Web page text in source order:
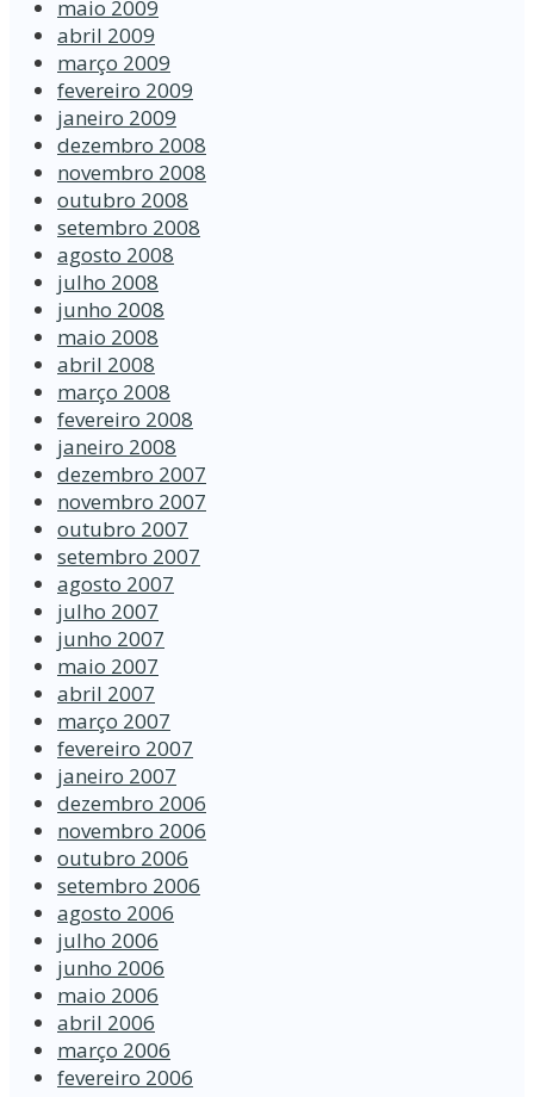
maio 2009
abril 2009
março 2009
fevereiro 2009
janeiro 2009
dezembro 2008
novembro 2008
outubro 2008
setembro 2008
agosto 2008
julho 2008
junho 2008
maio 2008
abril 2008
março 2008
fevereiro 2008
janeiro 2008
dezembro 2007
novembro 2007
outubro 2007
setembro 2007
agosto 2007
julho 2007
junho 2007
maio 2007
abril 2007
março 2007
fevereiro 2007
janeiro 2007
dezembro 2006
novembro 2006
outubro 2006
setembro 2006
agosto 2006
julho 2006
junho 2006
maio 2006
abril 2006
março 2006
fevereiro 2006